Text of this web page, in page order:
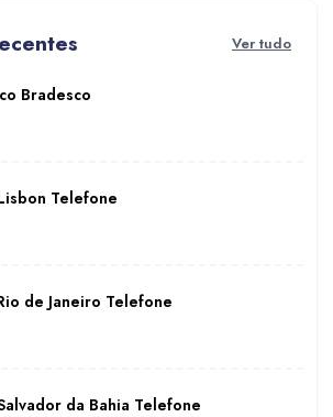
Ver tudo
Bradesco
Telefone
de Janeiro Telefone
da Bahia Telefone